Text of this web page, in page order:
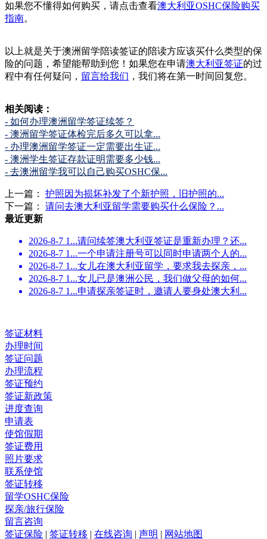
如果您不懂得如何购买，请点击查看澳大利亚OSHC保险购买
指南。
以上就是关于澳洲留学陪读签证的陪读方应该买什么类型的保
险的问题，希望能帮助到您！如果您在申请澳大利亚签证的过
程中有任何疑问， 留言给我们 ，我们将在第一时间回复您。
相关阅读：
- 如何办理澳洲留学签证续签？
- 澳洲留学签证体检完后多久可以拿...
- 办理澳洲留学签证一定需要出生证...
- 澳洲学生签证存款证明需要多少钱...
- 去澳洲留学我可以自己购买OSHC保...
上一篇： 护照因为损坏补发了个新护照，旧护照的...
下一篇： 请问去澳大利亚留学需要购买什么保险？...
最近更新
2026-8-7 1...请问续签澳大利亚签证是重新办理？还...
2026-8-7 1...一个申请注册号可以同时申请两个人的...
2026-8-7 1...女儿在澳大利亚留学，要求我去探亲，...
2026-8-7 1...女儿已是澳洲公民，我们做父母的如何...
2026-8-7 1...申请探亲签证时，邀请人要身处澳大利...
签证材料
办理时间
签证问题
办理流程
签证预约
签证新政策
进度查询
申请表
使馆假期
签证费用
照片要求
联系使馆
签证转移
留学OSHC保险
探亲/旅行保险
留言咨询
签证保险 | 签证转移 | 在线咨询 | 声明 | 网站地图